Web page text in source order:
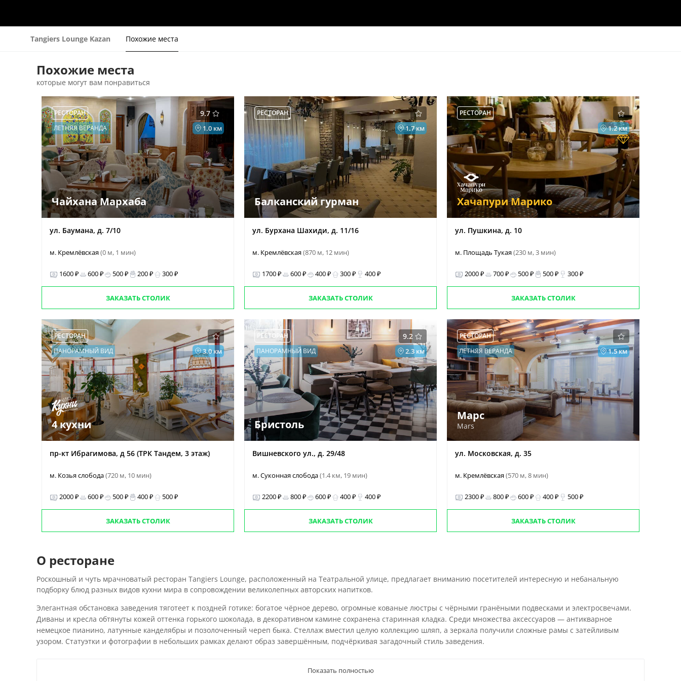
Tangiers Lounge Kazan Похожие места
Похожие места
которые могут вам понравиться
9.7
РЕСТОРАН
1.0 км
ЛЕТНЯЯ ВЕРАНДА
Чайхана Мархаба
ул. Баумана, д. 7/10
м. Кремлёвская(0 м, 1 мин)
1600 ₽ 600 ₽ 500 ₽ 200 ₽ 300 ₽
ЗАКАЗАТЬ СТОЛИК
РЕСТОРАН
1.7 км
Балканский гурман
ул. Бурхана Шахиди, д. 11/16
м. Кремлёвская(870 м, 12 мин)
1700 ₽ 600 ₽ 400 ₽ 300 ₽ 400 ₽
ЗАКАЗАТЬ СТОЛИК
РЕСТОРАН
1.2 км
Хачапури Марико
ул. Пушкина, д. 10
м. Площадь Тукая(230 м, 3 мин)
2000 ₽ 700 ₽ 500 ₽ 500 ₽ 300 ₽
ЗАКАЗАТЬ СТОЛИК
РЕСТОРАН
3.0 км
ПАНОРАМНЫЙ ВИД
4 кухни
пр-кт Ибрагимова, д 56 (ТРК Тандем, 3 этаж)
м. Козья слобода(720 м, 10 мин)
2000 ₽ 600 ₽ 500 ₽ 400 ₽ 500 ₽
ЗАКАЗАТЬ СТОЛИК
9.2
РЕСТОРАН
2.3 км
ПАНОРАМНЫЙ ВИД
Бристоль
Вишневского ул., д. 29/48
м. Суконная слобода(1.4 км, 19 мин)
2200 ₽ 800 ₽ 600 ₽ 400 ₽ 400 ₽
ЗАКАЗАТЬ СТОЛИК
РЕСТОРАН
1.5 км
ЛЕТНЯЯ ВЕРАНДА
Марс
Mars
ул. Московская, д. 35
м. Кремлёвская(570 м, 8 мин)
2300 ₽ 800 ₽ 600 ₽ 400 ₽ 500 ₽
ЗАКАЗАТЬ СТОЛИК
О ресторане
Роскошный и чуть мрачноватый ресторан Tangiers Lounge, расположенный на Театральной улице, предлагает вниманию посетителей интересную и небанальную
подборку блюд разных видов кухни мира в сопровождении великолепных авторских напитков.
Элегантная обстановка заведения тяготеет к поздней готике: богатое чёрное дерево, огромные кованые люстры с чёрными гранёными подвесками и электросвечами.
Диваны и кресла обтянуты кожей оттенка горького шоколада, в декоративном камине сохранена старинная кладка. Среди множества аксессуаров — антикварное
немецкое пианино, латунные канделябры и позолоченный череп быка. Стеллаж вместил целую коллекцию шляп, а зеркала получили сложные рамы с затейливым
узором. Статуэтки и фотографии в небольших рамках делают образ завершённым, подчёркивая загадочный стиль заведения.
Показать полностью